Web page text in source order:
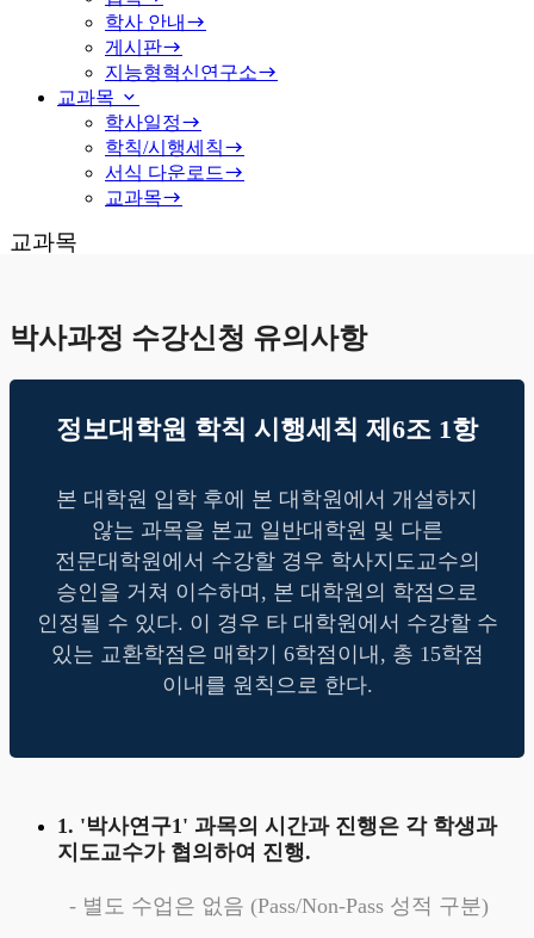
학사 안내
게시판
지능형혁신연구소
교과목
학사일정
학칙/시행세칙
서식 다운로드
교과목
교과목
박사과정 수강신청 유의사항
정보대학원 학칙 시행세칙 제6조 1항
본 대학원 입학 후에 본 대학원에서 개설하지
않는 과목을 본교 일반대학원 및 다른
전문대학원에서 수강할 경우 학사지도교수의
승인을 거쳐 이수하며, 본 대학원의 학점으로
인정될 수 있다. 이 경우 타 대학원에서 수강할 수
있는 교환학점은 매학기 6학점이내, 총 15학점
이내를 원칙으로 한다.
1. '박사연구1' 과목의 시간과 진행은 각 학생과
지도교수가 협의하여 진행.
- 별도 수업은 없음 (Pass/Non-Pass 성적 구분)